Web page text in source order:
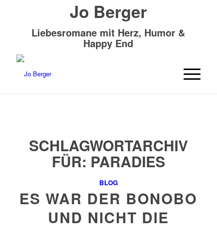
Jo Berger
Liebesromane mit Herz, Humor &
Happy End
SCHLAGWORTARCHIV
FÜR: PARADIES
BLOG
ES WAR DER BONOBO
UND NICHT DIE